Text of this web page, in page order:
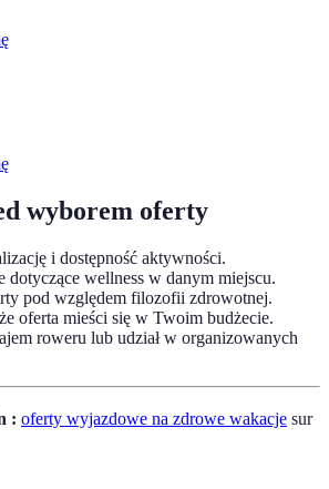
wyborem oferty
i dostępność aktywności.
dotyczące wellness w danym miejscu.
pod względem filozofii zdrowotnej.
oferta mieści się w Twoim budżecie.
roweru lub udział w organizowanych
: oferty wyjazdowe na zdrowe wakacje sur